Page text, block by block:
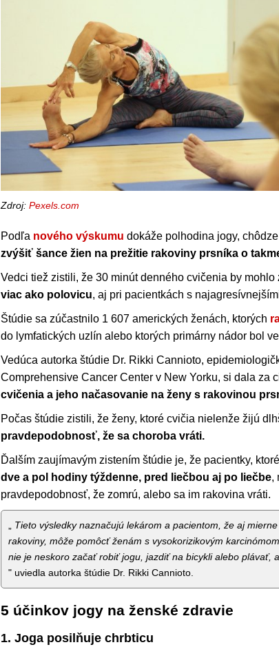
Zdroj: Pexels.com
Podľa nového výskumu dokáže polhodina jogy,
zvýšiť šance žien na prežitie rakoviny prsníka o
Vedci tiež zistili, že 30 minút denného cvičenia by mohlo
viac ako polovicu, aj pri pacientkách s
Štúdie sa zúčastnilo 1 607 amerických ženách, ktorých
do lymfatických uzlín alebo ktorých primárny nádor bol
Vedúca autorka štúdie Dr. Rikki Cannioto,
Comprehensive Cancer Center v New Yorku, si dala za
cvičenia a jeho načasovanie na ženy s rakovinou
Počas štúdie zistili, že ženy, ktoré cvičia nielenže žijú
pravdepodobnosť, že sa choroba vráti.
Ďalším zaujímavým zistením štúdie je, že pacientky, ktoré
dve a pol hodiny týždenne, pred liečbou aj po liečbe,
pravdepodobnosť, že zomrú, alebo sa im rakovina vráti.
Tieto výsledky naznačujú lekárom a pacientom, že aj
rakoviny, môže pomôcť ženám s vysokorizikovým
nie je neskoro začať robiť jogu, jazdiť na bicykli alebo plávať,
" uviedla autorka štúdie Dr. Rikki Cannioto.
5 účinkov jogy na ženské zdravie
1. Joga posilňuje chrbticu